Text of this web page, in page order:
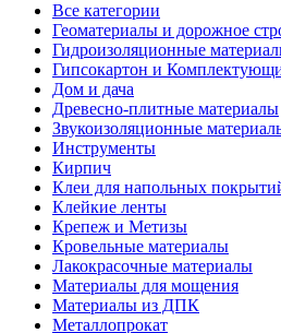
Все категории
Геоматериалы и дорожное
Гидроизоляционные
Гипсокартон и
Дом и дача
Древесно-плитные материалы
Звукоизоляционные
Инструменты
Кирпич
Клеи для напольных
Клейкие ленты
Крепеж и Метизы
Кровельные материалы
Лакокрасочные материалы
Материалы для мощения
Материалы из ДПК
Металлопрокат